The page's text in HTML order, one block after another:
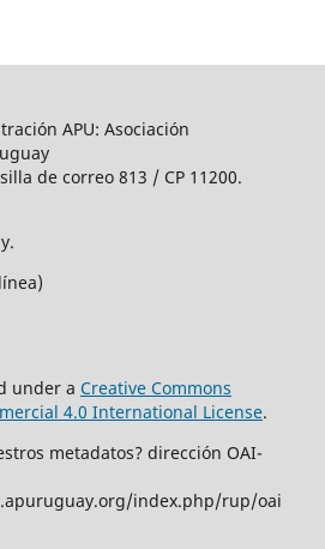
APU: Asociación
de correo 813 / CP 11200.
under a Creative Commons
4.0 International License.
metadatos? dirección OAI-
index.php/rup/oai